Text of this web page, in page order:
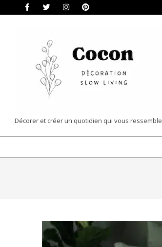
COCON
|
DÉCORATION
Décorer et créer un quotidien qui vous ressemble